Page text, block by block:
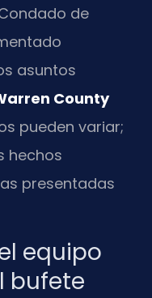
de
asuntos
County
pueden variar;
hechos
presentadas
equipo
bufete